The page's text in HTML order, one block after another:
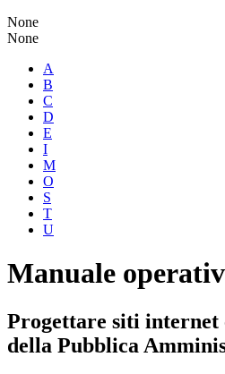
None
None
A
B
C
D
E
I
M
O
S
T
U
Manuale
Progettare siti
della Pubblica